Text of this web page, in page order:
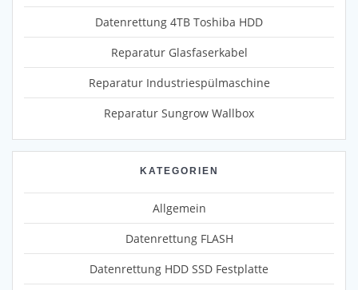
Datenrettung 4TB Toshiba HDD
Reparatur Glasfaserkabel
Reparatur Industriespülmaschine
Reparatur Sungrow Wallbox
KATEGORIEN
Allgemein
Datenrettung FLASH
Datenrettung HDD SSD Festplatte